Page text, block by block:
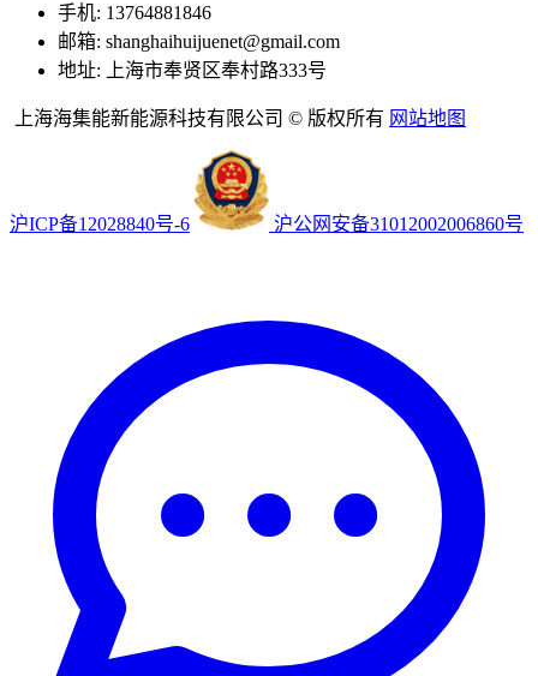
手机: 13764881846
邮箱: shanghaihuijuenet@gmail.com
地址: 上海市奉贤区奉村路333号
上海海集能新能源科技有限公司 © 版权所有 网站地图
沪ICP备12028840号-6 沪公网安备31012002006860号